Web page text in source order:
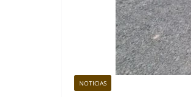
NOTICIAS